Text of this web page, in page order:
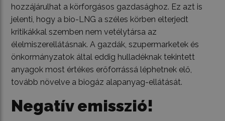
hozzájárulhat a körforgásos gazdasághoz. Ez azt is
jelenti, hogy a bio-LNG a széles körben elterjedt
kritikákkal szemben nem vetélytársa az
élelmiszerellátásnak. A gazdák, szupermarketek és
önkormányzatok által eddig hulladéknak tekintett
anyagok most értékes erőforrássá léphetnek elő,
tovább növelve a biogáz alapanyag-ellátását.
Negatív emisszió!